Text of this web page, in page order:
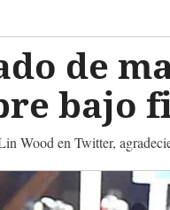
de
bajo
Wood en Twitter,